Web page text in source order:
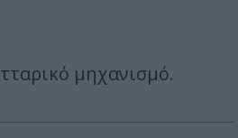
μηχανισμό.